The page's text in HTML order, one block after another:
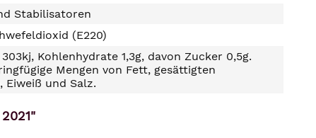
Stabilisatoren
(E220)
Kohlenhydrate 1,3g, davon Zucker 0,5g.
Mengen von Fett, gesättigten
Eiweiß und Salz.